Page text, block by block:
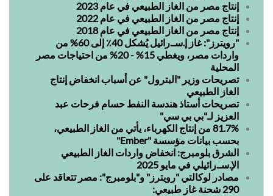
إنتاج مصر من الغاز الطبيعي في عام 2023
إنتاج مصر من الغاز الطبيعي في عام 2022
إنتاج مصر من الغاز الطبيعي في عام 2018
"رويترز": غاز إ.سـ.رائيل يُشكل 40٪ إلى 60% من
واردات مصر، ويغطي 15% - 20% من احتياجات مصر
المحلية
تصريحات وزير "البترول" عن أسباب انخفاض إنتاج
الغاز الطبيعي
تصريحات أستاذ هندسة النفط حسام فرحات عبد
العزيز لـ"بي بي سي"
81.7% من إنتاج الكهرباء، يأتي من الغاز الطبيعي،
بحسب بيانات مؤسسة "Ember"
الشرق بلومبرج: انخفاض واردات الغاز الطبيعي
الإ.سـ.رائيلي في مايو 2025
مصادر لوكالتي "رويترز" و"بلومبرج": مصر تتعاقد على
290 شحنة غاز طبيعي: